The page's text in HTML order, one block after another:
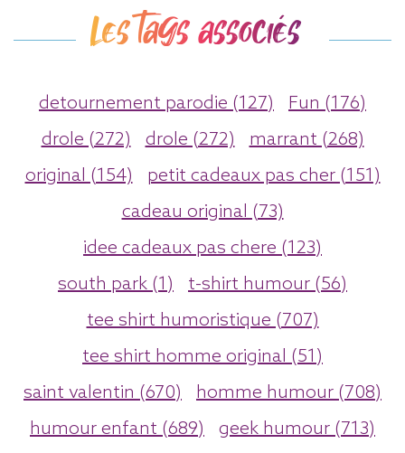
Les tags associés
detournement parodie (127)
Fun (176)
drole (272)
drole (272)
marrant (268)
original (154)
petit cadeaux pas cher (151)
cadeau original (73)
idee cadeaux pas chere (123)
south park (1)
t-shirt humour (56)
tee shirt humoristique (707)
tee shirt homme original (51)
saint valentin (670)
homme humour (708)
humour enfant (689)
geek humour (713)